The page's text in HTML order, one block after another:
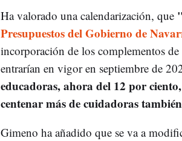
Ha valorado una calendarización, que
Presupuestos del Gobierno de
incorporación de los complementos
entrarían en vigor en septiembre de
educadoras, ahora del 12 por
centenar más de cuidadoras
Gimeno ha añadido que se va a